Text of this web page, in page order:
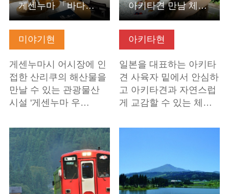
미야기현
게센누마시 어시장에 인
접한 산리쿠의 해산물을
만날 수 있는 관광물산
시설 '게센누마 우…
게센누마 「바다의 도시」(샤크 뮤지엄)
아키타현
일본을 대표하는 아키타
견 사육자 밑에서 안심하
고 아키타견과 자연스럽
게 교감할 수 있는 체…
아키타견 만남 체험(아키타현 노시로시)
기본정보 보기